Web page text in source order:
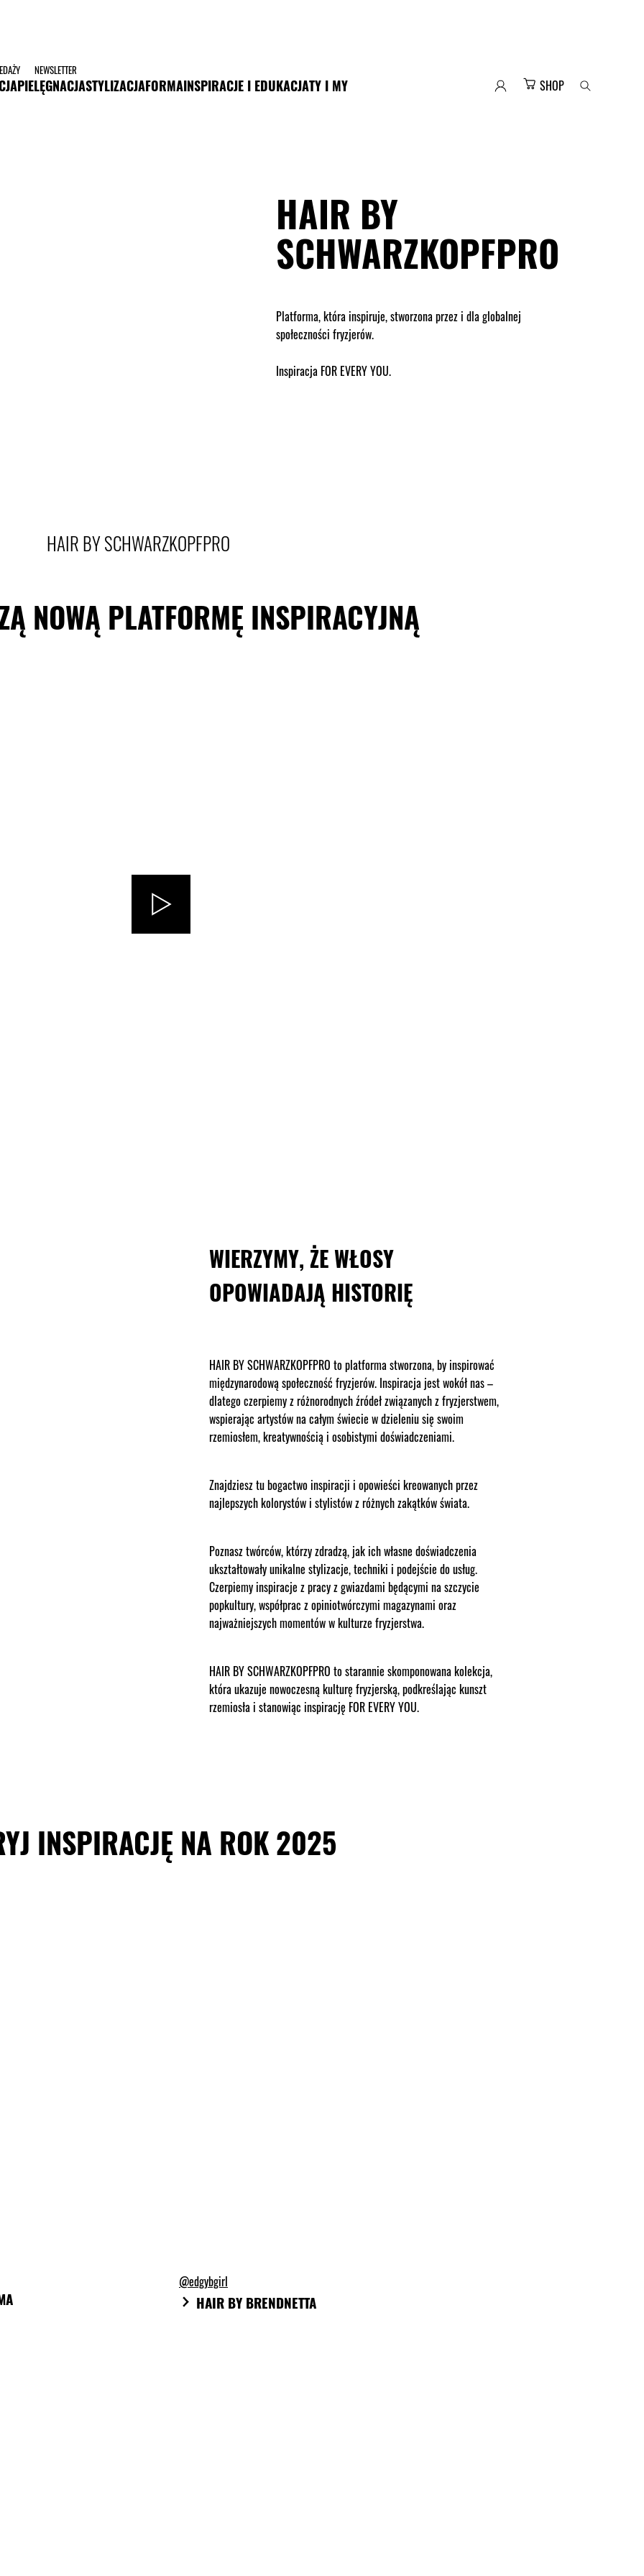
PIELĘGNACJASTYLIZACJAFORMAINSPIRACJE I EDUKACJATY I MY SHOP
NEWSLETTER
HAIR BY
SCHWARZKOPFPRO
Platforma, która inspiruje, stworzona przez i dla globalnej
społeczności fryzjerów.
Inspiracja FOR EVERY YOU.
HAIR BY SCHWARZKOPFPRO
NOWĄ PLATFORMĘ INSPIRACYJNĄ
WIERZYMY, ŻE WŁOSY
OPOWIADAJĄ HISTORIĘ
HAIR BY SCHWARZKOPFPRO to platforma stworzona, by inspirować
międzynarodową społeczność fryzjerów. Inspiracja jest wokół nas –
dlatego czerpiemy z różnorodnych źródeł związanych z fryzjerstwem,
wspierając artystów na całym świecie w dzieleniu się swoim
rzemiosłem, kreatywnością i osobistymi doświadczeniami.
Znajdziesz tu bogactwo inspiracji i opowieści kreowanych przez
najlepszych kolorystów i stylistów z różnych zakątków świata.
Poznasz twórców, którzy zdradzą, jak ich własne doświadczenia
ukształtowały unikalne stylizacje, techniki i podejście do usług.
Czerpiemy inspiracje z pracy z gwiazdami będącymi na szczycie
popkultury, współprac z opiniotwórczymi magazynami oraz
najważniejszych momentów w kulturze fryzjerstwa.
HAIR BY SCHWARZKOPFPRO to starannie skomponowana kolekcja,
która ukazuje nowoczesną kulturę fryzjerską, podkreślając kunszt
rzemiosła i stanowiąc inspirację FOR EVERY YOU.
INSPIRACJĘ NA ROK 2025
@edgybgirl
HAIR BY BRENDNETTA